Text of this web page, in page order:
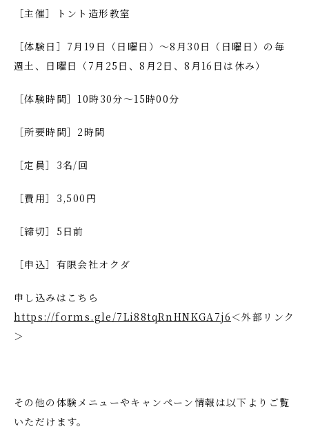
［主催］トント造形教室
［体験日］7月19日（日曜日）～8月30日（日曜日）の毎
週土、日曜日（7月25日、8月2日、8月16日は休み）
［体験時間］10時30分～15時00分
［所要時間］2時間
［定員］3名/回
［費用］3,500円
［締切］5日前
［申込］有限会社オクダ
申し込みはこちら
https://forms.gle/7Li88tqRnHNKGA7j6 ＜外部リンク
＞
その他の体験メニューやキャンペーン情報は以下よりご覧
いただけます。